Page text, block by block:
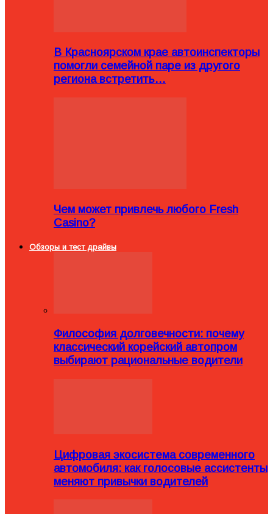
В Красноярском крае автоинспекторы
помогли семейной паре из другого
региона встретить…
Чем может привлечь любого Fresh
Casino?
Обзоры и тест драйвы
Философия долговечности: почему
классический корейский автопром
выбирают рациональные водители
Цифровая экосистема современного
автомобиля: как голосовые ассистенты
меняют привычки водителей